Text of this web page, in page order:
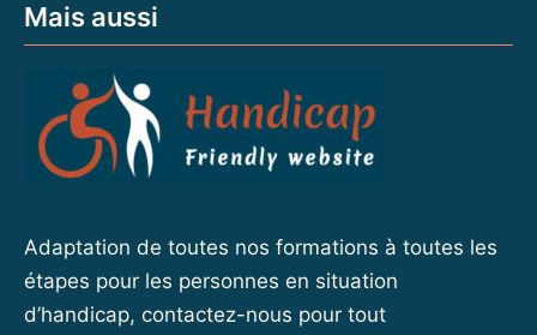
Mais aussi
Adaptation de toutes nos formations à toutes les
étapes pour les personnes en situation
d’handicap, contactez-nous pour tout